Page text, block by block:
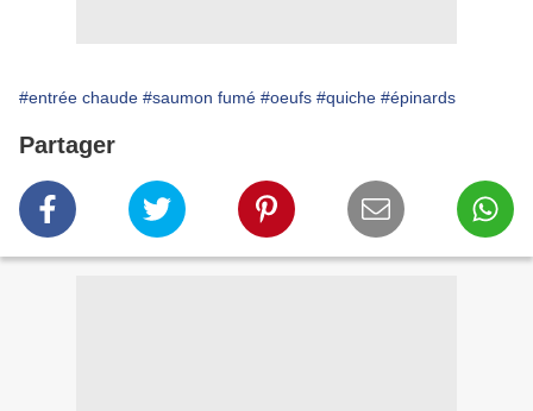
#entrée chaude #saumon fumé #oeufs #quiche #épinards
Partager